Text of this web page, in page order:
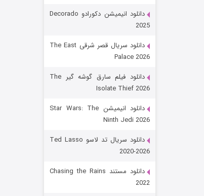
رویایی برای تو
قسمت ۱۵ (دوبله)
دانلود انیمیشن دکورادو Decorado
2025
دانلود سریال قصر شرقی The East
Palace 2026
دانلود فیلم سارق گوشه گیر The
Isolate Thief 2026
دانلود انیمیشن Star Wars: The
Ninth Jedi 2026
دانلود سریال تد لاسو Ted Lasso
2020-2026
دانلود مستند Chasing the Rains
2022